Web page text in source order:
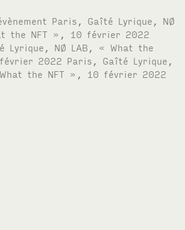
Paris, Gaîté Lyrique, NØ
the NFT », 10 février 2022
Lyrique, NØ LAB, « What the
2022 Paris, Gaîté Lyrique,
the NFT », 10 février 2022